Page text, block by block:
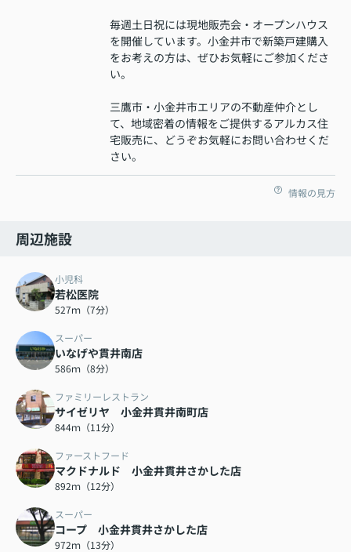
毎週土日祝には現地販売会・オープンハウス
を開催しています。小金井市で新築戸建購入
をお考えの方は、ぜひお気軽にご参加くださ
い。
三鷹市・小金井市エリアの不動産仲介とし
て、地域密着の情報をご提供するアルカス住
宅販売に、どうぞお気軽にお問い合わせくだ
さい。
情報の見方
周辺施設
小児科
若松医院
527ｍ（7分）
スーパー
いなげや貫井南店
586ｍ（8分）
ファミリーレストラン
サイゼリヤ 小金井貫井南町店
844ｍ（11分）
ファーストフード
マクドナルド 小金井貫井さかした店
892ｍ（12分）
スーパー
コープ 小金井貫井さかした店
972ｍ（13分）